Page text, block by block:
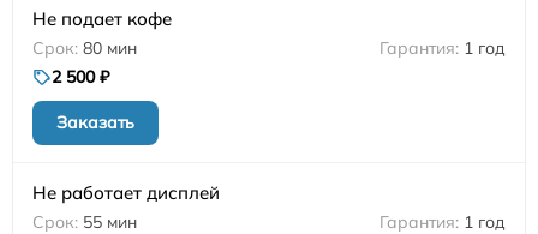
Не подает кофе
80 мин
1 год
2 500 ₽
Заказать
Не работает дисплей
55 мин
1 год